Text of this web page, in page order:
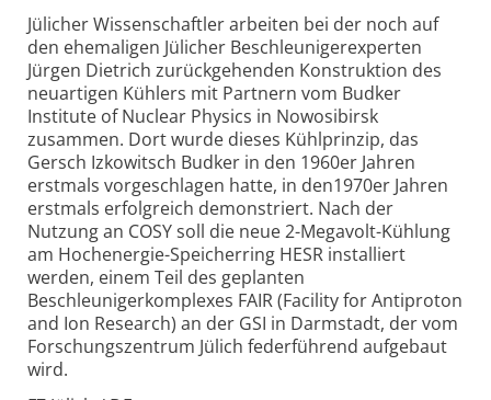
Jülicher Wissenschaftler arbeiten bei der noch auf
den ehemaligen Jülicher Beschleunigerexperten
Jürgen Dietrich zurückgehenden Konstruktion des
neuartigen Kühlers mit Partnern vom Budker
Institute of Nuclear Physics in Nowosibirsk
zusammen. Dort wurde dieses Kühlprinzip, das
Gersch Izkowitsch Budker in den 1960er Jahren
erstmals vorgeschlagen hatte, in den1970er Jahren
erstmals erfolgreich demonstriert. Nach der
Nutzung an COSY soll die neue 2-Megavolt-Kühlung
am Hochenergie-Speicherring HESR installiert
werden, einem Teil des geplanten
Beschleunigerkomplexes FAIR (Facility for Antiproton
and Ion Research) an der GSI in Darmstadt, der vom
Forschungszentrum Jülich federführend aufgebaut
wird.